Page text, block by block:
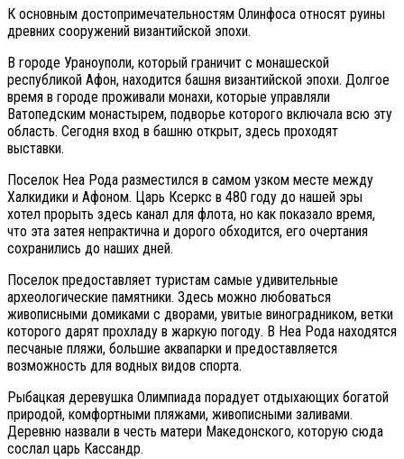
К основным достопримечательностям Олинфоса относят руины
древних сооружений византийской эпохи.
В городе Ураноуполи, который граничит с монашеской
республикой Афон, находится башня византийской эпохи. Долгое
время в городе проживали монахи, которые управляли
Ватопедским монастырем, подворье которого включала всю эту
область. Сегодня вход в башню открыт, здесь проходят
выставки.
Поселок Неа Рода разместился в самом узком месте между
Халкидики и Афоном. Царь Ксеркс в 480 году до нашей эры
хотел прорыть здесь канал для флота, но как показало время,
что эта затея непрактична и дорого обходится, его очертания
сохранились до наших дней.
Поселок предоставляет туристам самые удивительные
археологические памятники. Здесь можно любоваться
живописными домиками с дворами, увитые виноградником, ветки
которого дарят прохладу в жаркую погоду. В Неа Рода находятся
песчаные пляжи, большие аквапарки и предоставляется
возможность для водных видов спорта.
Рыбацкая деревушка Олимпиада порадует отдыхающих богатой
природой, комфортными пляжами, живописными заливами.
Деревню назвали в честь матери Македонского, которую сюда
сослал царь Кассандр.